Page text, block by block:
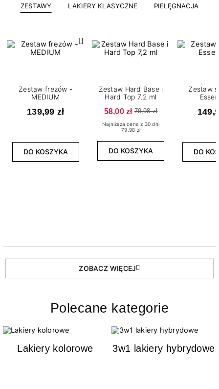
ZESTAWY LAKIERY KLASYCZNE PIELĘGNACJA
Zestaw frezów -
MEDIUM
139,99 zł
DO KOSZYKA
Zestaw Hard Base i
Hard Top 7,2 ml
58,00 zł 79,98 zł
Najniższa cena z 30 dni
79.98 zł
DO KOSZYKA
Zestaw
DO
ZOBACZ WIĘCEJ
Polecane kategorie
Lakiery kolorowe 3w1 lakiery hybrydowe